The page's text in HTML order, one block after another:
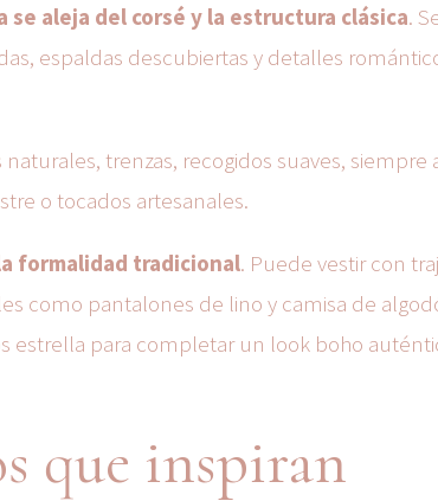
se aleja del corsé y la estructura clásica.
espaldas descubiertas y detalles
trenzas, recogidos suaves,
o tocados artesanales.
formalidad tradicional. Puede vestir con
como pantalones de lino y camisa de
estrella para completar un look boho
que inspiran